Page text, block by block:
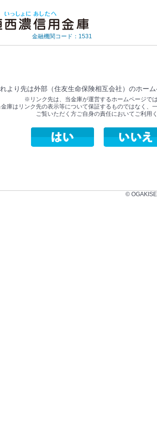
金融機関コード：1531
より先は外部（住友生命保険相互会社）のホーム
※リンク先は、当金庫が運営するホームページでは
金庫はリンク先の表示等について保証するものではなく、
ご覧いただく方ご自身の責任においてご利用
©